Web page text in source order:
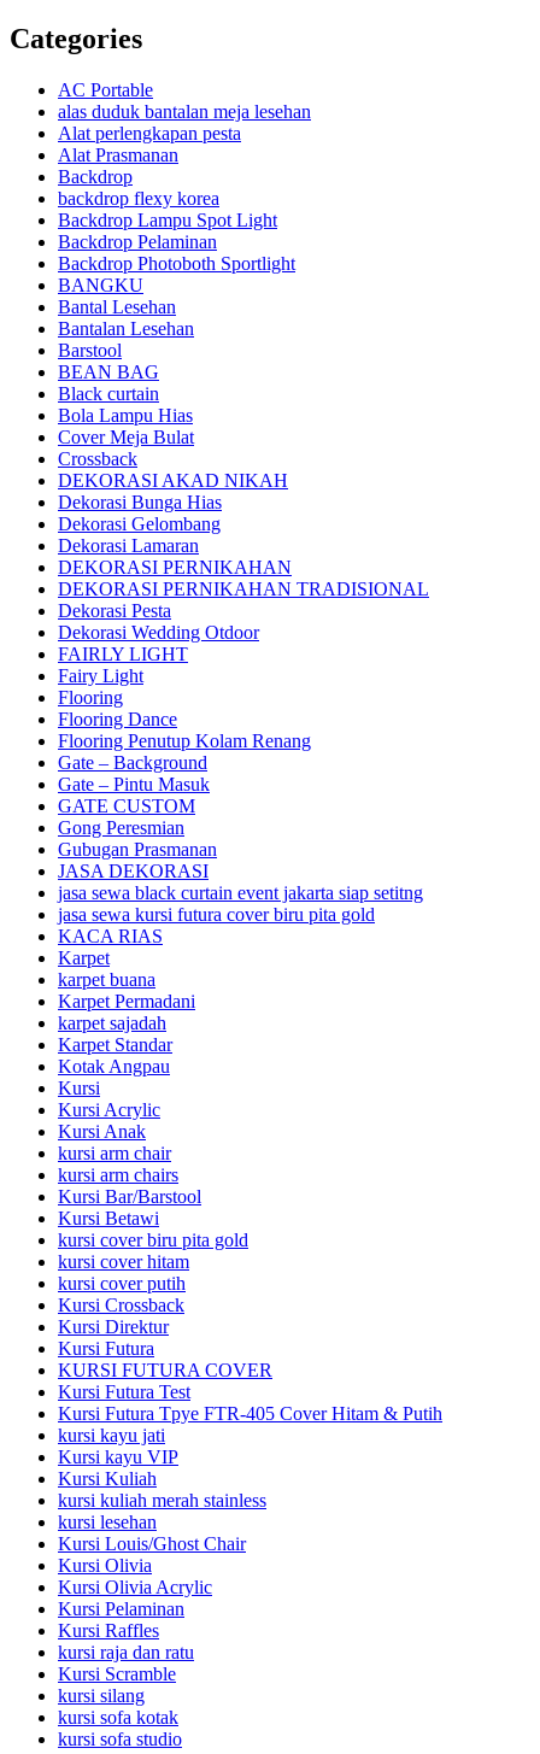
Categories
AC Portable
alas duduk bantalan meja lesehan
Alat perlengkapan pesta
Alat Prasmanan
Backdrop
backdrop flexy korea
Backdrop Lampu Spot Light
Backdrop Pelaminan
Backdrop Photoboth Sportlight
BANGKU
Bantal Lesehan
Bantalan Lesehan
Barstool
BEAN BAG
Black curtain
Bola Lampu Hias
Cover Meja Bulat
Crossback
DEKORASI AKAD NIKAH
Dekorasi Bunga Hias
Dekorasi Gelombang
Dekorasi Lamaran
DEKORASI PERNIKAHAN
DEKORASI PERNIKAHAN TRADISIONAL
Dekorasi Pesta
Dekorasi Wedding Otdoor
FAIRLY LIGHT
Fairy Light
Flooring
Flooring Dance
Flooring Penutup Kolam Renang
Gate – Background
Gate – Pintu Masuk
GATE CUSTOM
Gong Peresmian
Gubugan Prasmanan
JASA DEKORASI
jasa sewa black curtain event jakarta siap setitng
jasa sewa kursi futura cover biru pita gold
KACA RIAS
Karpet
karpet buana
Karpet Permadani
karpet sajadah
Karpet Standar
Kotak Angpau
Kursi
Kursi Acrylic
Kursi Anak
kursi arm chair
kursi arm chairs
Kursi Bar/Barstool
Kursi Betawi
kursi cover biru pita gold
kursi cover hitam
kursi cover putih
Kursi Crossback
Kursi Direktur
Kursi Futura
KURSI FUTURA COVER
Kursi Futura Test
Kursi Futura Tpye FTR-405 Cover Hitam & Putih
kursi kayu jati
Kursi kayu VIP
Kursi Kuliah
kursi kuliah merah stainless
kursi lesehan
Kursi Louis/Ghost Chair
Kursi Olivia
Kursi Olivia Acrylic
Kursi Pelaminan
Kursi Raffles
kursi raja dan ratu
Kursi Scramble
kursi silang
kursi sofa kotak
kursi sofa studio